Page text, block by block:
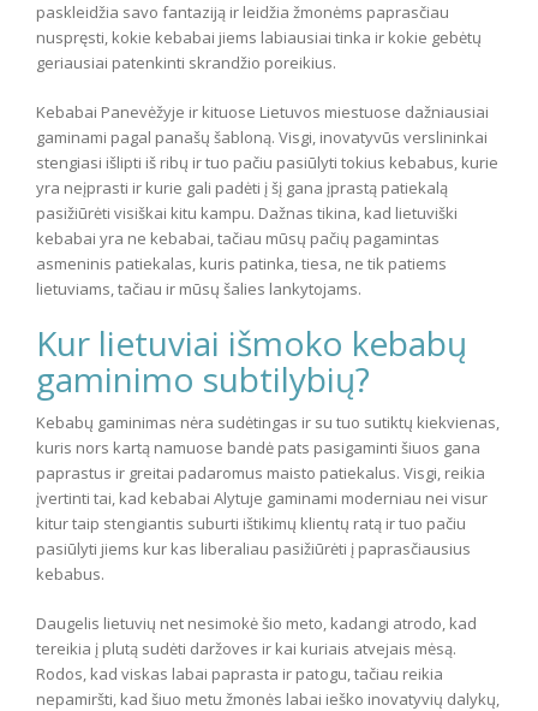
paskleidžia savo fantaziją ir leidžia žmonėms paprasčiau
nuspręsti, kokie kebabai jiems labiausiai tinka ir kokie gebėtų
geriausiai patenkinti skrandžio poreikius.
Kebabai Panevėžyje ir kituose Lietuvos miestuose dažniausiai
gaminami pagal panašų šabloną. Visgi, inovatyvūs verslininkai
stengiasi išlipti iš ribų ir tuo pačiu pasiūlyti tokius kebabus, kurie
yra neįprasti ir kurie gali padėti į šį gana įprastą patiekalą
pasižiūrėti visiškai kitu kampu. Dažnas tikina, kad lietuviški
kebabai yra ne kebabai, tačiau mūsų pačių pagamintas
asmeninis patiekalas, kuris patinka, tiesa, ne tik patiems
lietuviams, tačiau ir mūsų šalies lankytojams.
Kur lietuviai išmoko kebabų
gaminimo subtilybių?
Kebabų gaminimas nėra sudėtingas ir su tuo sutiktų kiekvienas,
kuris nors kartą namuose bandė pats pasigaminti šiuos gana
paprastus ir greitai padaromus maisto patiekalus. Visgi, reikia
įvertinti tai, kad kebabai Alytuje gaminami moderniau nei visur
kitur taip stengiantis suburti ištikimų klientų ratą ir tuo pačiu
pasiūlyti jiems kur kas liberaliau pasižiūrėti į paprasčiausius
kebabus.
Daugelis lietuvių net nesimokė šio meto, kadangi atrodo, kad
tereikia į plutą sudėti daržoves ir kai kuriais atvejais mėsą.
Rodos, kad viskas labai paprasta ir patogu, tačiau reikia
nepamiršti, kad šiuo metu žmonės labai ieško inovatyvių dalykų,